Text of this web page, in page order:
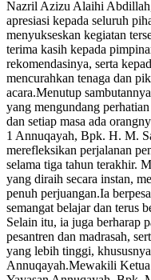
Nazril Azizu Alaihi
apresiasi kepada seluruh
menyukseskan kegiatan
terima kasih kepada
rekomendasinya, serta
mencurahkan tenaga dan
acara.Menutup
yang mengundang
dan setiap masa ada
1 Annuqayah, Bpk. H. M.
merefleksikan perjalanan
selama tiga tahun terakhir.
yang diraih secara instan,
penuh perjuangan.Ia
semangat belajar dan terus
Selain itu, ia juga berharap
pesantren dan madrasah,
yang lebih tinggi,
Annuqayah.Mewakili